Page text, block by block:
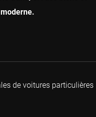
de voitures particulières